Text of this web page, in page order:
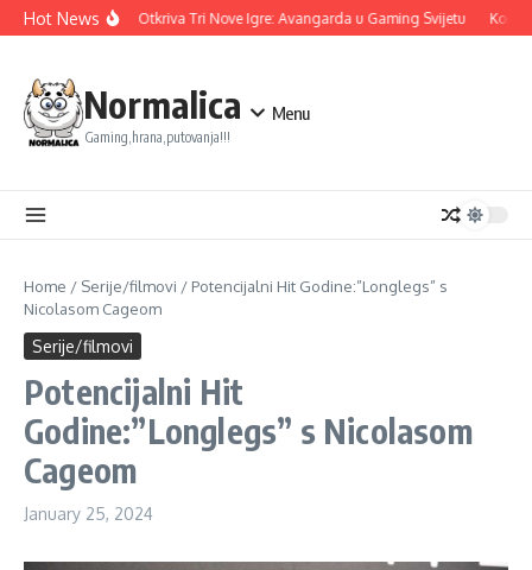
Skip to content
Hot NewsUbisoft Otkriva Tri Nove Igre: Avangarda u Gaming Svijetu
Normalica
Gaming,hrana,putovanja!!!
Menu
Home / Serije/filmovi / Potencijalni Hit Godine:”Longlegs” s
Nicolasom Cageom
Serije/filmovi
Potencijalni Hit
Godine:”Longlegs” s Nicolasom
Cageom
January 25, 2024